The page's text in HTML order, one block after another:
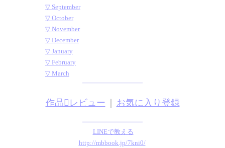
▽ September
▽ October
▽ November
▽ December
▽ January
▽ February
▽ March
━━━━━━━━━━━━━━━
作品レビュー お気に入り登録
━━━━━━━━━━━━━━━
LINEで教える
http://mbbook.jp/7kni0/